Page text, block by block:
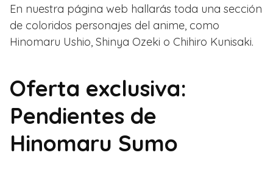
En nuestra página web hallarás toda una sección
de coloridos personajes del anime, como
Hinomaru Ushio, Shinya Ozeki o Chihiro Kunisaki.
Oferta exclusiva:
Pendientes de
Hinomaru Sumo